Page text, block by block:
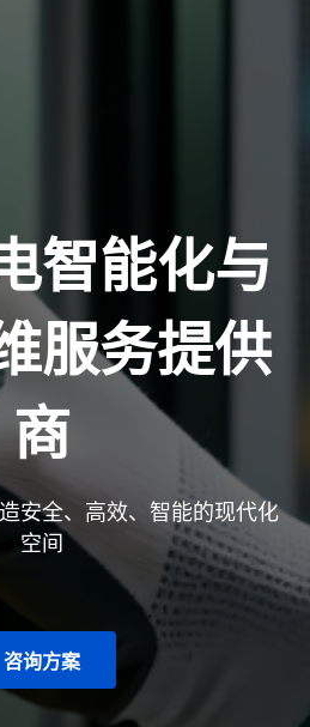
智能化与
服务提供
商
安全、高效、智能的现代化
空间
咨询方案